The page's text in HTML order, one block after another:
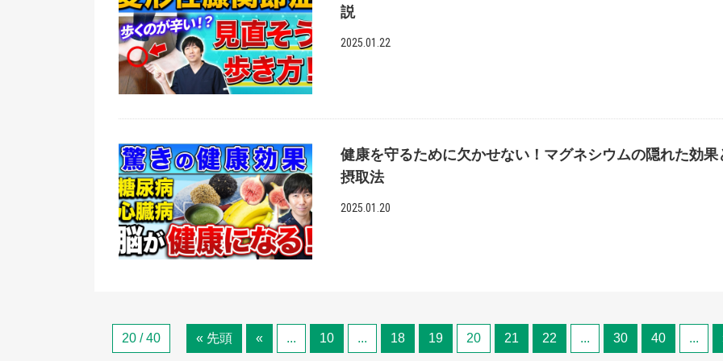
説
2025.01.22
健康を守るために欠かせない！マグネシウムの隠れた効果
摂取法
2025.01.20
20 / 40 « 先頭 « ... 10 ... 18 19 20 21 22 ... 30 40 ...